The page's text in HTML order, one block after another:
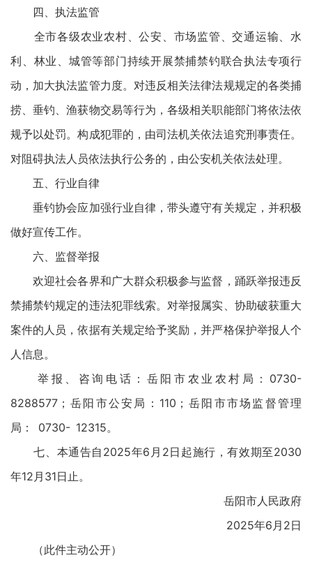
四、执法监管
全市各级农业农村、公安、市场监管、交通运输、水
利、林业、城管等部门持续开展禁捕禁钓联合执法专项行
动，加大执法监管力度。对违反相关法律法规规定的各类捕
捞、垂钓、渔获物交易等行为，各级相关职能部门将依法依
规予以处罚。构成犯罪的，由司法机关依法追究刑事责任。
对阻碍执法人员依法执行公务的，由公安机关依法处理。
五、行业自律
垂钓协会应加强行业自律，带头遵守有关规定，并积极
做好宣传工作。
六、监督举报
欢迎社会各界和广大群众积极参与监督，踊跃举报违反
禁捕禁钓规定的违法犯罪线索。对举报属实、协助破获重大
案件的人员，依据有关规定给予奖励，并严格保护举报人个
人信息。
举报、咨询电话：岳阳市农业农村局：0730-
8288577；岳阳市公安局：110；岳阳市市场监督管理
局： 0730- 12315。
七、本通告自2025年6月2日起施行，有效期至2030
年12月31日止。
岳阳市人民政府
2025年6月2日
（此件主动公开）